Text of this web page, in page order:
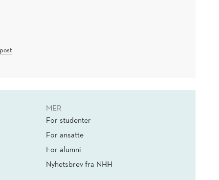
MER
For studenter
For ansatte
For alumni
Nyhetsbrev fra NHH